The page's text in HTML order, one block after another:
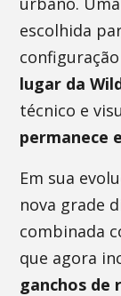
escolhida
lugar da
técnico e
permanece
Em sua
nova grade
combinada
que agora
ganchos de